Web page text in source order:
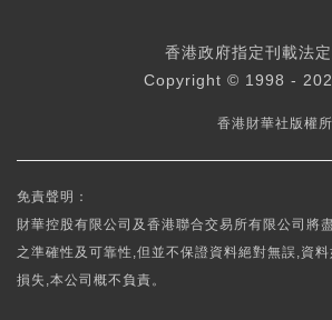
香港政府指定刊載法
Copyright © 1998 -
香港財華社版權
免責聲明：
財華控股有限公司及香港聯合交易所有限公司將
之準確性及可靠性,但並不保證資料絕對無誤,資
損失,本公司概不負責。